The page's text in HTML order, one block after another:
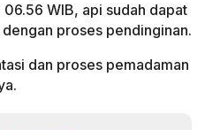
WIB, api sudah dapat
proses pendinginan.
dan proses pemadaman